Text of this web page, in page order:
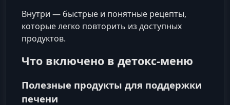
Внутри — быстрые и понятные рецепты,
которые легко повторить из доступных
продуктов.
Что включено в детокс-меню
Полезные продукты для поддержки
печени